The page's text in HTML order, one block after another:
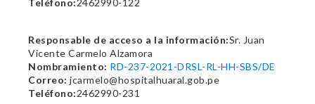
Teléfono:2462990-122
Responsable de acceso a la información:Sr. Juan
Vicente Carmelo Alzamora
Nombramiento: RD-237-2021-DRSL-RL-HH-SBS/DE
Correo: jcarmelo@hospitalhuaral.gob.pe
Teléfono:2462990-231